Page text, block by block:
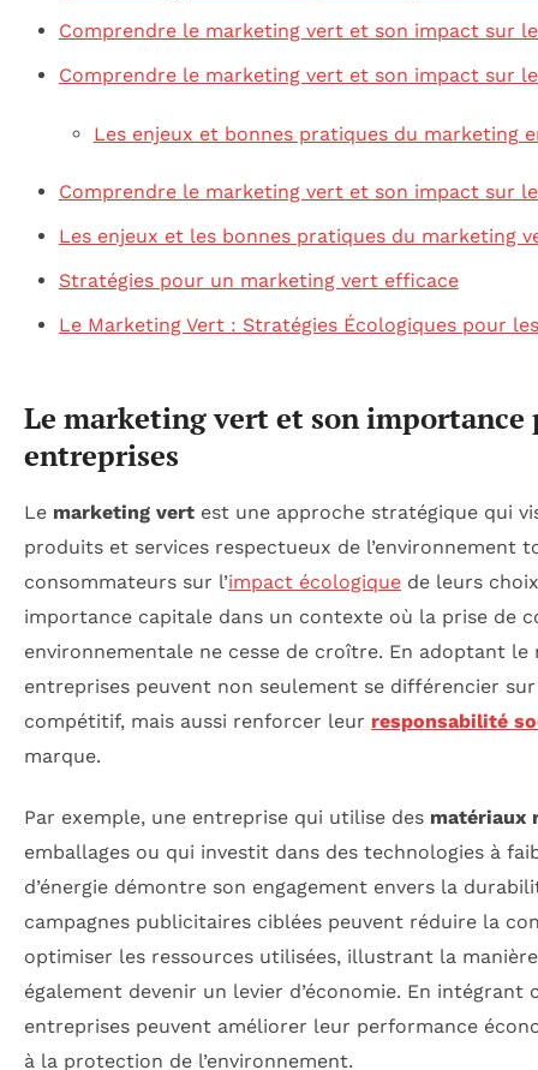
Comprendre le marketing vert et son impact sur
Comprendre le marketing vert et son impact sur
Les enjeux et bonnes pratiques du marketing
Comprendre le marketing vert et son impact sur
Les enjeux et les bonnes pratiques du marketing
Stratégies pour un marketing vert efficace
Le Marketing Vert : Stratégies Écologiques pour
Le marketing vert et son importance
entreprises
Le marketing vert est une approche stratégique qui
produits et services respectueux de l’environnement
consommateurs sur l’impact écologique de leurs
importance capitale dans un contexte où la prise de
environnementale ne cesse de croître. En adoptant le
entreprises peuvent non seulement se différencier
compétitif, mais aussi renforcer leur responsabilité
marque.
Par exemple, une entreprise qui utilise des matériaux
emballages ou qui investit dans des technologies à
d’énergie démontre son engagement envers la
campagnes publicitaires ciblées peuvent réduire la
optimiser les ressources utilisées, illustrant la
également devenir un levier d’économie. En intégrant
entreprises peuvent améliorer leur performance
à la protection de l’environnement.